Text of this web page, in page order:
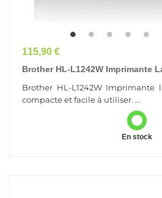
Prix
115,90 €
Brother HL-L1242W Imprimante
Brother HL-L1242W Imprimante
compacte et facile à utiliser. ...
En stock